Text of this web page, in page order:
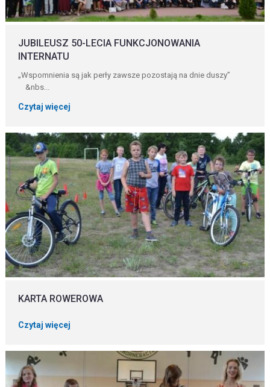
JUBILEUSZ 50-LECIA FUNKCJONOWANIA
INTERNATU
„Wspomnienia są jak perły zawsze pozostają na dnie duszy”
&nbs...
Czytaj więcej
KARTA ROWEROWA
Czytaj więcej